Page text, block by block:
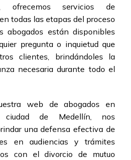
ofrecemos servicios de
todas las etapas del proceso
abogados están disponibles
pregunta o inquietud que
clientes, brindándoles la
necesaria durante todo el
web de abogados en
de Medellín, nos
una defensa efectiva de
en audiencias y trámites
con el divorcio de mutuo